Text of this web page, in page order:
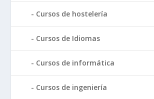
Cursos de hostelería
Cursos de Idiomas
Cursos de informática
Cursos de ingeniería